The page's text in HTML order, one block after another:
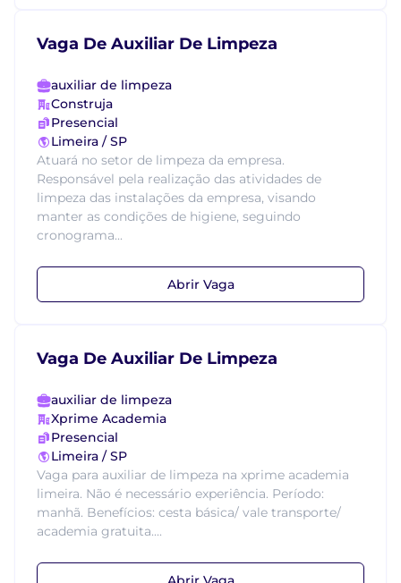
Vaga De Auxiliar De Limpeza
auxiliar de limpeza
Construja
Presencial
Limeira / SP
Atuará no setor de limpeza da empresa.
Responsável pela realização das atividades de
limpeza das instalações da empresa, visando
manter as condições de higiene, seguindo
cronograma...
Abrir Vaga
Vaga De Auxiliar De Limpeza
auxiliar de limpeza
Xprime Academia
Presencial
Limeira / SP
Vaga para auxiliar de limpeza na xprime academia
limeira. Não é necessário experiência. Período:
manhã. Benefícios: cesta básica/ vale transporte/
academia gratuita....